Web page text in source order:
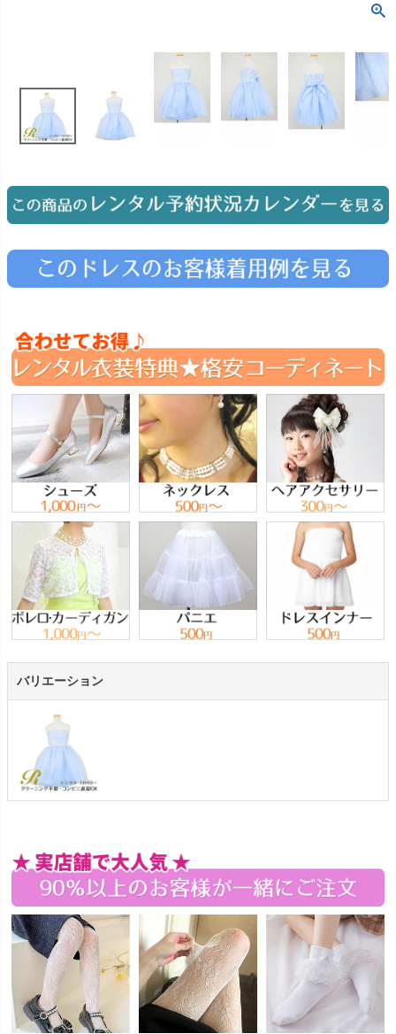
Photography
Angel's Photo Studio
予約 Web または お電話
特典 ヘアメイク・着付け
バリエーション